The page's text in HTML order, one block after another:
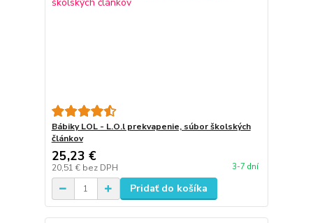
Bábiky LOL - L.O.l prekvapenie, súbor školských
článkov
25,23 €
20,51 € bez DPH 3-7 dní
Pridať do košíka